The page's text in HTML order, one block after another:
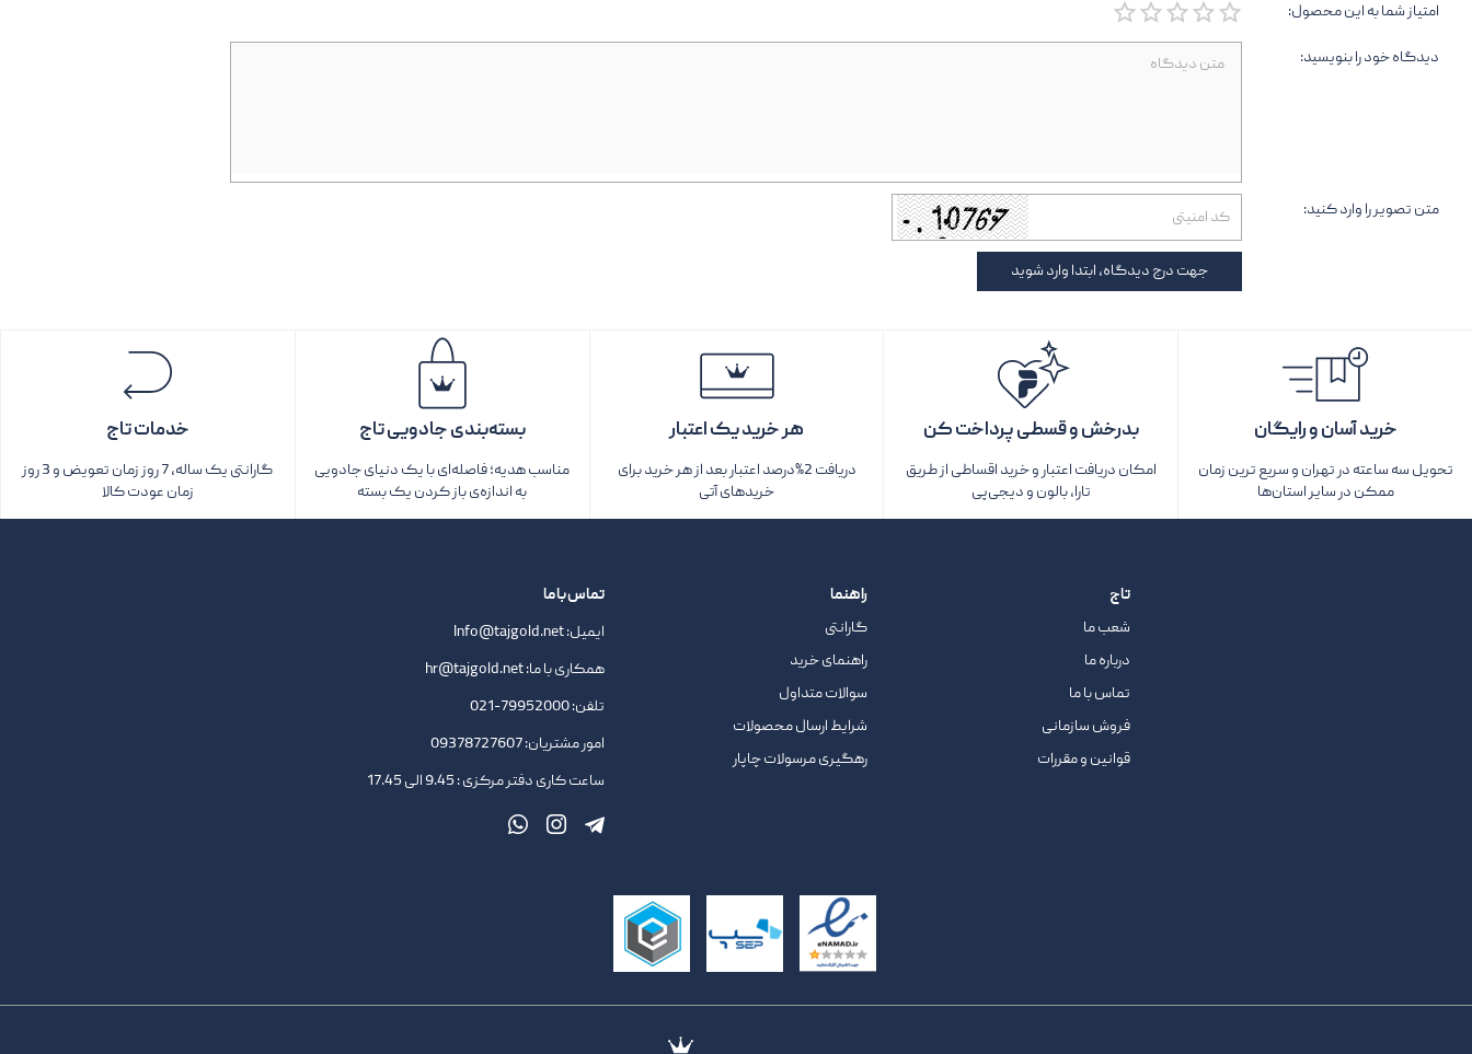
امتیاز شما به این محصول:
دیدگاه خود را بنویسید:
متن تصویر را وارد کنید:
جهت درج دیدگاه، ابتدا وارد شوید
خرید آسان و رایگان
تحویل سه ساعته در تهران و سریع ترین زمان
ممکن در سایر استان‌ها
بدرخش و قسطی پرداخت کن
امکان دریافت اعتبار و خرید اقساطی از طریق
تارا، بالون و دیجی‌پی
هر خرید یک اعتبار
دریافت 2%درصد اعتبار بعد از هر خرید برای
خریدهای آتی
بسته‌بندی جادویی تاج
مناسب هدیه؛ فاصله‌ای با یک دنیای جادویی
به اندازه‌ی باز کردن یک بسته‌
خدمات تاج
گارانتی یک ساله، 7 روز زمان تعویض و 3 روز
زمان عودت کالا
تاج
شعب ما
درباره ما
تماس با ما
فروش سازمانی
قوانین و مقررات
راهنما
گارانتی
راهنمای خرید
سوالات متداول
شرایط ارسال محصولات
رهگیری مرسولات چاپار
تماس با ما
ایمیل:Info@tajgold.net
همکاری با ما:hr@tajgold.net
تلفن:79952000-021
امور مشتریان:
ساعت کاری دفتر مرکزی : 9.45 الی 17.45